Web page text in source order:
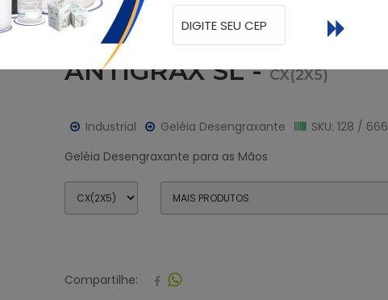
ANTIGRAX SL -CX(2X5)
Industrial Geléia Desengraxante
SKU: 128 / 666
Geléia Desengraxante para as Mãos
Compartilhe: